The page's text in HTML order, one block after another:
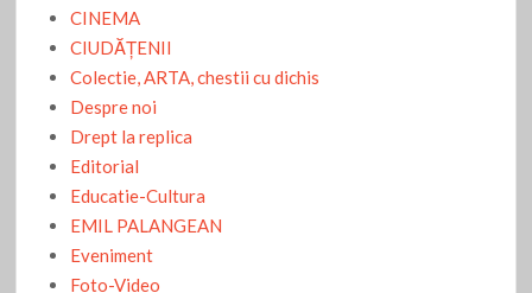
CINEMA
CIUDĂŢENII
Colectie, ARTA, chestii cu dichis
Despre noi
Drept la replica
Editorial
Educatie-Cultura
EMIL PALANGEAN
Eveniment
Foto-Video